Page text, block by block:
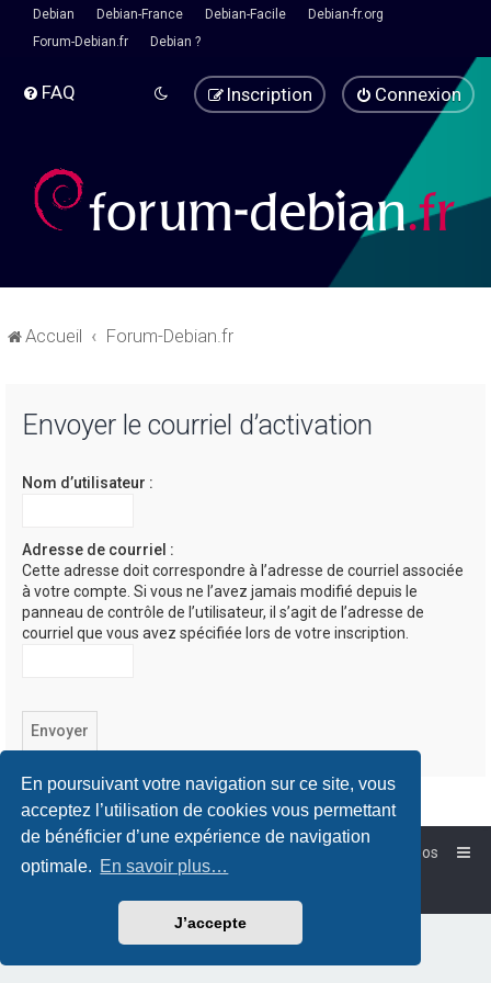
En poursuivant votre navigation sur ce site, vous
acceptez l’utilisation de cookies vous permettant
de bénéficier d’une expérience de navigation
optimale. En savoir plus…
J’accepte
Debian Debian-France Debian-Facile
Debian-fr.org
Forum-Debian.fr
Debian ?
FAQ Connexion
Inscription
Accueil Forum-Debian.fr
Envoyer le courriel d’activation
Nom d’utilisateur :
Adresse de courriel :
Cette adresse doit correspondre à l’adresse de courriel associée
à votre compte. Si vous ne l’avez jamais modifié depuis le
panneau de contrôle de l’utilisateur, il s’agit de l’adresse de
courriel que vous avez spécifiée lors de votre inscription.
Forum-Debian.fr
À propos
Powered byphpBB™